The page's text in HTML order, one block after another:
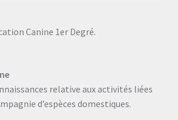
Canine 1er Degré.
relative aux activités liées
d’espèces domestiques.